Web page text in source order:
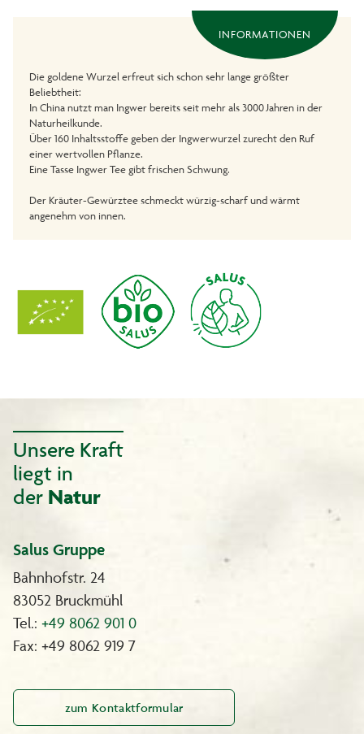
INFORMATIONEN
Die goldene Wurzel erfreut sich schon sehr lange größter
Beliebtheit:
In China nutzt man Ingwer bereits seit mehr als 3000 Jahren in der
Naturheilkunde.
Über 160 Inhaltsstoffe geben der Ingwerwurzel zurecht den Ruf
einer wertvollen Pflanze.
Eine Tasse Ingwer Tee gibt frischen Schwung.
Der Kräuter-Gewürztee schmeckt würzig-scharf und wärmt
angenehm von innen.
Unsere Kraft
liegt in
der Natur
Salus Gruppe
Bahnhofstr. 24
83052 Bruckmühl
Tel.: +49 8062 901 0
Fax: +49 8062 919 7
zum Kontaktformular